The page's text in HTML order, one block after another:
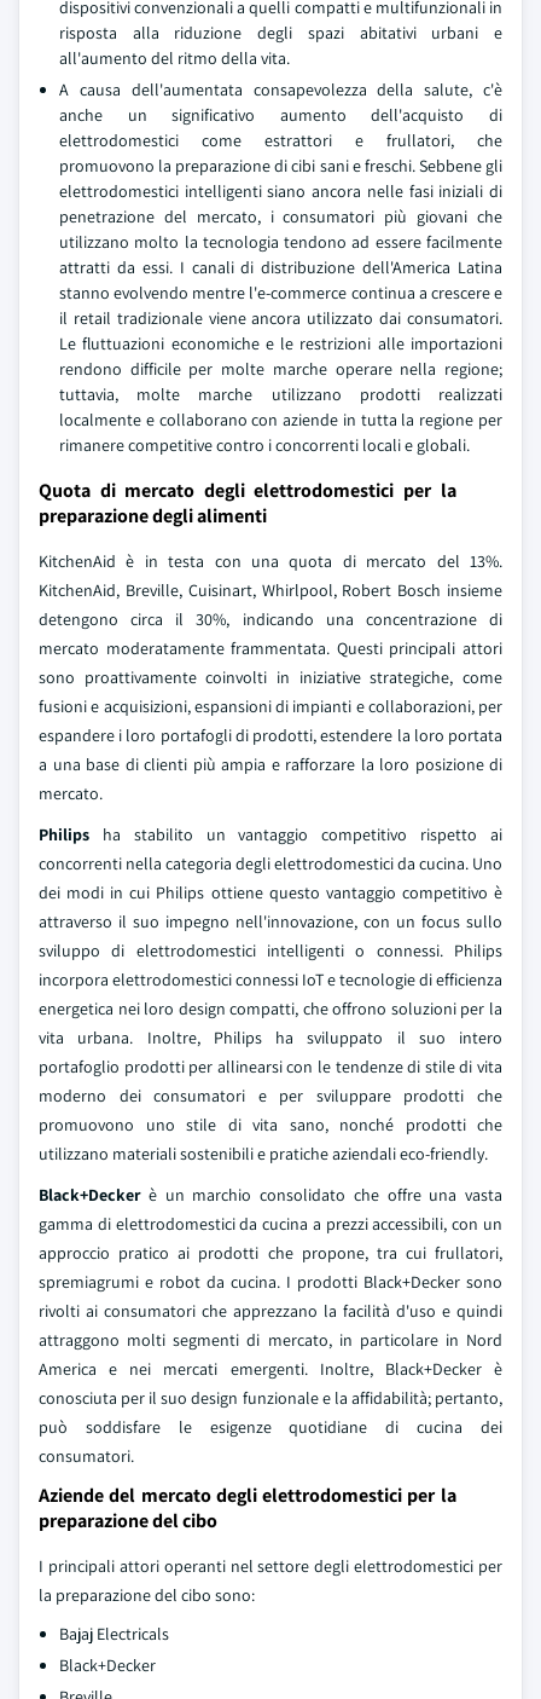
dispositivi convenzionali a quelli compatti e multifunzionali in
risposta alla riduzione degli spazi abitativi urbani e
all'aumento del ritmo della vita.
A causa dell'aumentata consapevolezza della salute, c'è
anche un significativo aumento dell'acquisto di
elettrodomestici come estrattori e frullatori, che
promuovono la preparazione di cibi sani e freschi. Sebbene gli
elettrodomestici intelligenti siano ancora nelle fasi iniziali di
penetrazione del mercato, i consumatori più giovani che
utilizzano molto la tecnologia tendono ad essere facilmente
attratti da essi. I canali di distribuzione dell'America Latina
stanno evolvendo mentre l'e-commerce continua a crescere e
il retail tradizionale viene ancora utilizzato dai consumatori.
Le fluttuazioni economiche e le restrizioni alle importazioni
rendono difficile per molte marche operare nella regione;
tuttavia, molte marche utilizzano prodotti realizzati
localmente e collaborano con aziende in tutta la regione per
rimanere competitive contro i concorrenti locali e globali.
Quota di mercato degli elettrodomestici per la
preparazione degli alimenti
KitchenAid è in testa con una quota di mercato del 13%.
KitchenAid, Breville, Cuisinart, Whirlpool, Robert Bosch insieme
detengono circa il 30%, indicando una concentrazione di
mercato moderatamente frammentata. Questi principali attori
sono proattivamente coinvolti in iniziative strategiche, come
fusioni e acquisizioni, espansioni di impianti e collaborazioni, per
espandere i loro portafogli di prodotti, estendere la loro portata
a una base di clienti più ampia e rafforzare la loro posizione di
mercato.
Philips ha stabilito un vantaggio competitivo rispetto ai
concorrenti nella categoria degli elettrodomestici da cucina. Uno
dei modi in cui Philips ottiene questo vantaggio competitivo è
attraverso il suo impegno nell'innovazione, con un focus sullo
sviluppo di elettrodomestici intelligenti o connessi. Philips
incorpora elettrodomestici connessi IoT e tecnologie di efficienza
energetica nei loro design compatti, che offrono soluzioni per la
vita urbana. Inoltre, Philips ha sviluppato il suo intero
portafoglio prodotti per allinearsi con le tendenze di stile di vita
moderno dei consumatori e per sviluppare prodotti che
promuovono uno stile di vita sano, nonché prodotti che
utilizzano materiali sostenibili e pratiche aziendali eco-friendly.
Black+Deckerè un marchio consolidato che offre una vasta
gamma di elettrodomestici da cucina a prezzi accessibili, con un
approccio pratico ai prodotti che propone, tra cui frullatori,
spremiagrumi e robot da cucina. I prodotti Black+Decker sono
rivolti ai consumatori che apprezzano la facilità d'uso e quindi
attraggono molti segmenti di mercato, in particolare in Nord
America e nei mercati emergenti. Inoltre, Black+Decker è
conosciuta per il suo design funzionale e la affidabilità; pertanto,
può soddisfare le esigenze quotidiane di cucina dei
consumatori.
Aziende del mercato degli elettrodomestici per la
preparazione del cibo
I principali attori operanti nel settore degli elettrodomestici per
la preparazione del cibo sono:
Bajaj Electricals
Black+Decker